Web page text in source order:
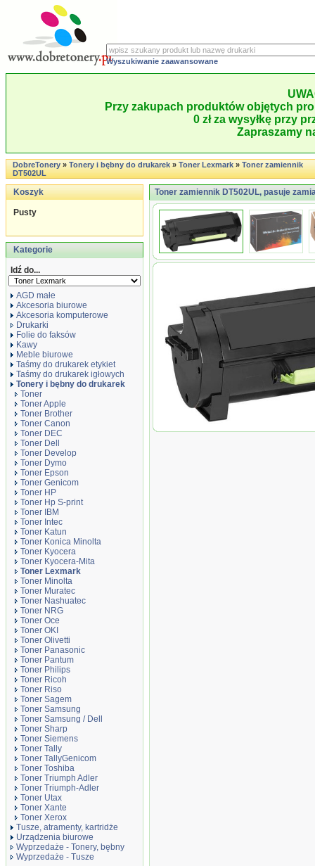
Wyszukiwanie zaawansowane
Przy zakupach produktów objętych
0 zł za wysyłkę przy
Zapraszamy
DobreTonery»Tonery i bębny do drukarek»Toner Lexmark»Toner zamiennik
DT502UL
Koszyk
Pusty
Kategorie
Idź do...
AGD małe
Akcesoria biurowe
Akcesoria komputerowe
Drukarki
Folie do faksów
Kawy
Meble biurowe
Taśmy do drukarek etykiet
Taśmy do drukarek igłowych
Tonery i bębny do drukarek
Toner
Toner Apple
Toner Brother
Toner Canon
Toner DEC
Toner Dell
Toner Develop
Toner Dymo
Toner Epson
Toner Genicom
Toner HP
Toner Hp S-print
Toner IBM
Toner Intec
Toner Katun
Toner Konica Minolta
Toner Kyocera
Toner Kyocera-Mita
Toner Lexmark
Toner Minolta
Toner Muratec
Toner Nashuatec
Toner NRG
Toner Oce
Toner OKI
Toner Olivetti
Toner Panasonic
Toner Pantum
Toner Philips
Toner Ricoh
Toner Riso
Toner Sagem
Toner Samsung
Toner Samsung / Dell
Toner Sharp
Toner Siemens
Toner Tally
Toner TallyGenicom
Toner Toshiba
Toner Triumph Adler
Toner Triumph-Adler
Toner Utax
Toner Xante
Toner Xerox
Tusze, atramenty, kartridże
Urządzenia biurowe
Wyprzedaże - Tonery, bębny
Wyprzedaże - Tusze
Toner zamiennik DT502UL, pasuje
Toner zamiennik DT502UL